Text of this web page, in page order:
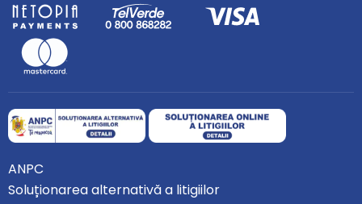
ANPC
Soluționarea alternativă a litigiilor